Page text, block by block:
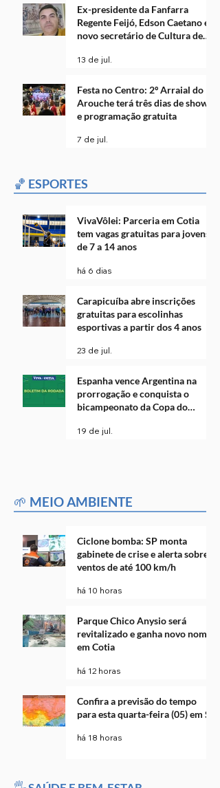
Ex-presidente da Fanfarra
Regente Feijó, Edson Caetano é o
novo secretário de Cultura de
13 de jul.
Festa no Centro: 2º Arraial do
Arouche terá três dias de shows
e programação gratuita
7 de jul.
🏀 ESPORTES
VivaVôlei: Parceria em Cotia
tem vagas gratuitas para jovens
de 7 a 14 anos
há 6 dias
Carapicuíba abre inscrições
gratuitas para escolinhas
esportivas a partir dos 4 anos
23 de jul.
Espanha vence Argentina na
prorrogação e conquista o
bicampeonato da Copa do
19 de jul.
🌱 MEIO AMBIENTE
Ciclone bomba: SP monta
gabinete de crise e alerta sobre
ventos de até 100 km/h
há 10 horas
Parque Chico Anysio será
revitalizado e ganha novo nome
em Cotia
há 12 horas
Confira a previsão do tempo
para esta quarta-feira (05) em SP
há 18 horas